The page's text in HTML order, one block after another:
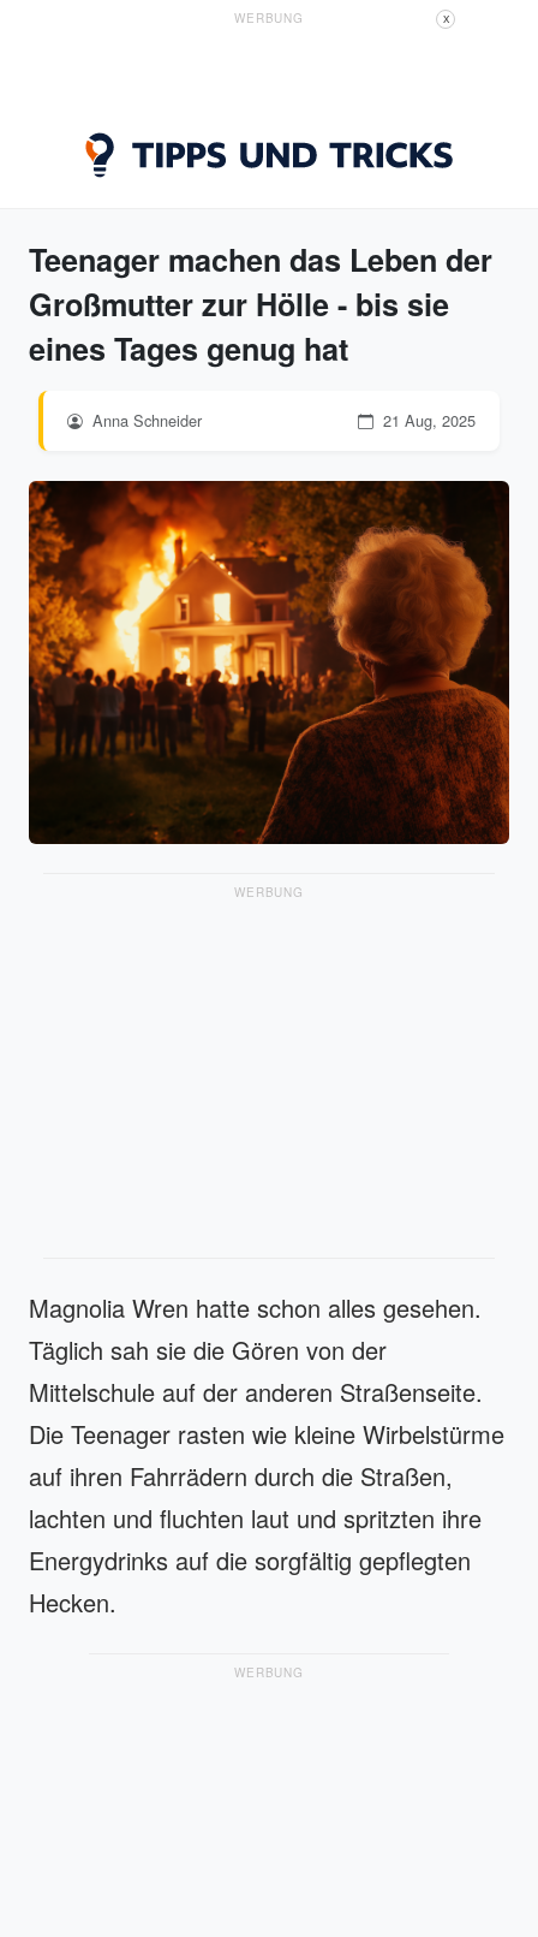
WERBUNG X
Teenager machen das Leben der
Großmutter zur Hölle - bis sie
eines Tages genug hat
Anna Schneider 21 Aug, 2025
WERBUNG
Magnolia Wren hatte schon alles gesehen.
Täglich sah sie die Gören von der
Mittelschule auf der anderen Straßenseite.
Die Teenager rasten wie kleine Wirbelstürme
auf ihren Fahrrädern durch die Straßen,
lachten und fluchten laut und spritzten ihre
Energydrinks auf die sorgfältig gepflegten
Hecken.
WERBUNG